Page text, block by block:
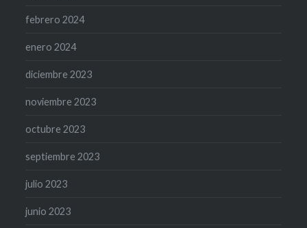
febrero 2024
enero 2024
diciembre 2023
noviembre 2023
octubre 2023
septiembre 2023
julio 2023
junio 2023